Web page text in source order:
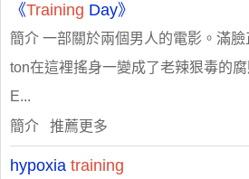
《Training Day》
簡介 一部關於兩個男人的電影。滿
ton在這裡搖身一變成了老辣狠毒的
E...
簡介 推薦更多
hypoxia training